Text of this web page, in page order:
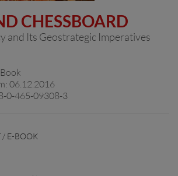
CHESSBOARD
and Its Geostrategic Imperatives
06.12.2016
0-465-09308-3
/ E-BOOK